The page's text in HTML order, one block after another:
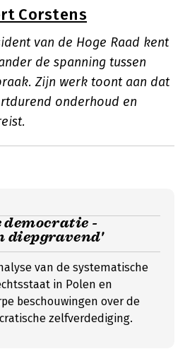
Corstens
van de Hoge Raad kent
de spanning tussen
Zijn werk toont aan dat
onderhoud en
democratie -
diepgravend'
van de systematische
in Polen en
beschouwingen over de
zelfverdediging.